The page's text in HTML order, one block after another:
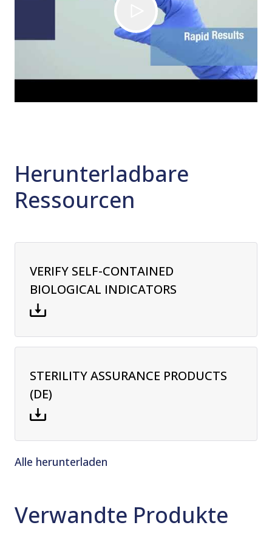
Herunterladbare
Ressourcen
VERIFY SELF-CONTAINED
BIOLOGICAL INDICATORS
STERILITY ASSURANCE PRODUCTS
(DE)
Alle herunterladen
Verwandte Produkte